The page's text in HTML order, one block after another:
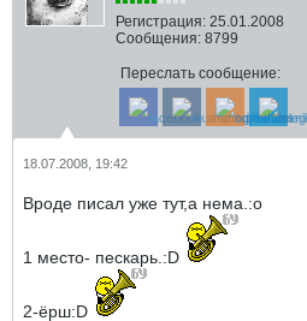
Регистрация: 25.01.2008
Сообщения: 8799
Переслать сообщение:
18.07.2008, 19:42
Вроде писал уже тут,а нема.:o
1 место- пескарь.:D
2-ёрш:D